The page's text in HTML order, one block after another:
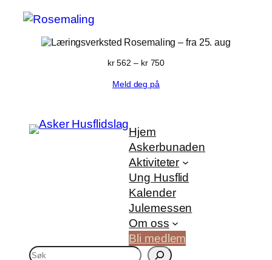
Rosemaling – fra 25. aug
kr562 – kr750Prisområde:
Meld deg på
Hjem
Askerbunaden
Aktiviteter
Ung Husflid
Kalender
Julemessen
Om oss
Bli medlem
S